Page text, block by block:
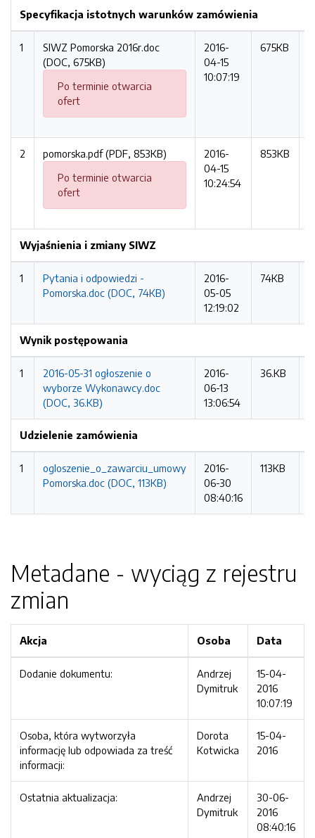
Specyfikacja istotnych warunków zamówienia
1
SIWZ Pomorska 2016r.doc
(DOC, 675KB)
Po terminie otwarcia
ofert
2016-
04-15
10:07:19
675KB
2
pomorska.pdf (PDF, 853KB)
Po terminie otwarcia
ofert
2016-
04-15
10:24:54
853KB
Wyjaśnienia i zmiany SIWZ
1
Pytania i odpowiedzi -
Pomorska.doc (DOC, 74KB)
2016-
05-05
12:19:02
74KB
Wynik postępowania
1
2016-05-31 ogłoszenie o
wyborze Wykonawcy.doc
(DOC, 36.KB)
2016-
06-13
13:06:54
36.KB
Udzielenie zamówienia
1
ogloszenie_o_zawarciu_umowy
Pomorska.doc (DOC, 113KB)
2016-
06-30
08:40:16
113KB
Metadane - wyciąg z rejestru
zmian
Akcja Osoba Data
Dodanie dokumentu:
Andrzej
Dymitruk
15-04-
2016
10:07:19
Osoba, która wytworzyła
informację lub odpowiada za treść
informacji:
Dorota
Kotwicka
15-04-
2016
Ostatnia aktualizacja:
Andrzej
Dymitruk
30-06-
2016
08:40:16